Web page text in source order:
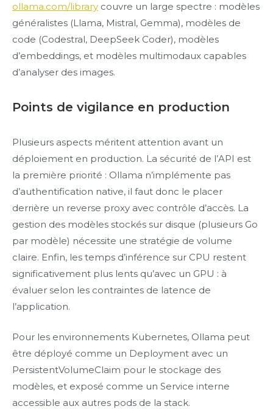
ollama.com/library couvre un large spectre : modèles
généralistes (Llama, Mistral, Gemma), modèles de
code (Codestral, DeepSeek Coder), modèles
d’embeddings, et modèles multimodaux capables
d’analyser des images.
Points de vigilance en production
Plusieurs aspects méritent attention avant un
déploiement en production. La sécurité de l’API est
la première priorité : Ollama n’implémente pas
d’authentification native, il faut donc le placer
derrière un reverse proxy avec contrôle d’accès. La
gestion des modèles stockés sur disque (plusieurs Go
par modèle) nécessite une stratégie de volume
claire. Enfin, les temps d’inférence sur CPU restent
significativement plus lents qu’avec un GPU : à
évaluer selon les contraintes de latence de
l’application.
Pour les environnements Kubernetes, Ollama peut
être déployé comme un Deployment avec un
PersistentVolumeClaim pour le stockage des
modèles, et exposé comme un Service interne
accessible aux autres pods de la stack.